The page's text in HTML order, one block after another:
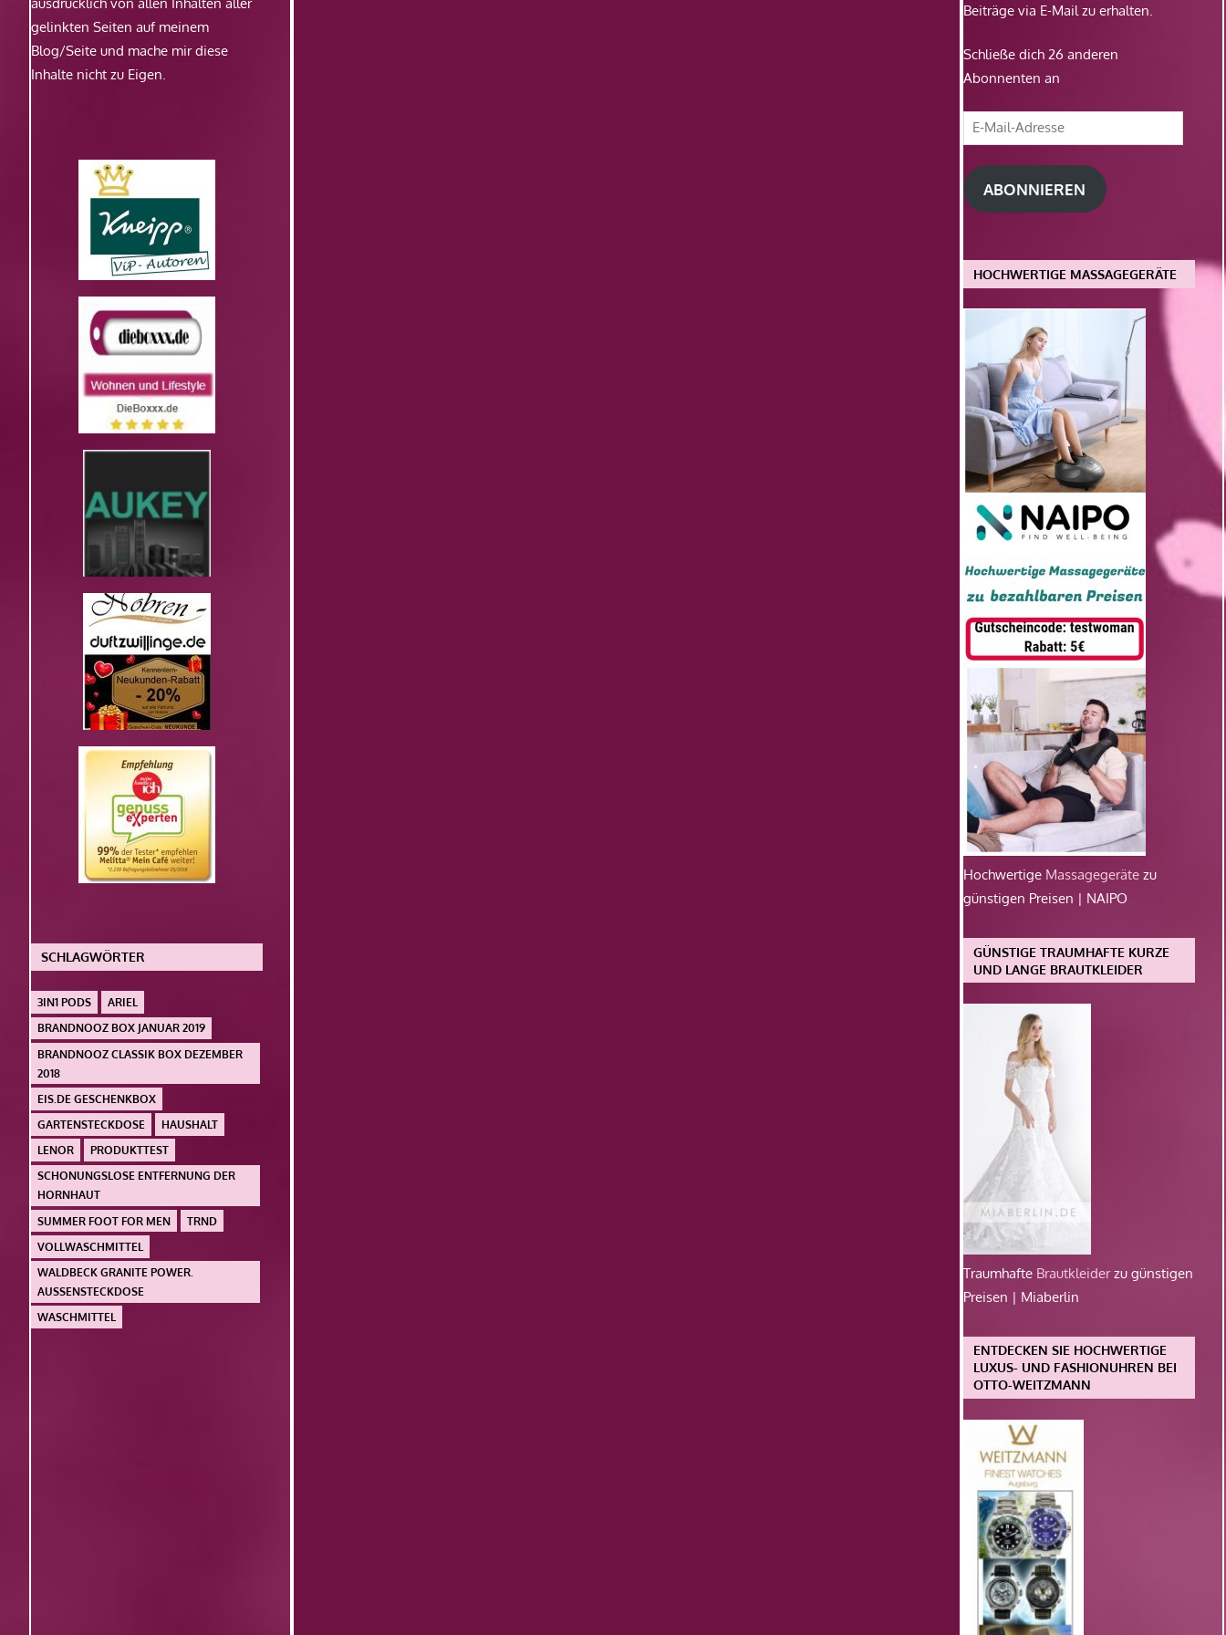
gelinkten Seiten auf meinem
Blog/Seite und mache mir diese
Inhalte nicht zu Eigen.
SCHLAGWÖRTER
3IN1 PODS
ARIEL
BRANDNOOZ BOX JANUAR 2019
BRANDNOOZ CLASSIK BOX DEZEMBER
2018
EIS.DE GESCHENKBOX
GARTENSTECKDOSE
HAUSHALT
LENOR
PRODUKTTEST
SCHONUNGSLOSE ENTFERNUNG DER
HORNHAUT
SUMMER FOOT FOR MEN
TRND
VOLLWASCHMITTEL
WALDBECK GRANITE POWER.
AUSSENSTECKDOSE
WASCHMITTEL
Beiträge via E-Mail zu erhalten.
Schließe dich 26 anderen
Abonnenten an
E-
Mail-
Adresse
ABONNIEREN
HOCHWERTIGE MASSAGEGERÄTE
Hochwertige Massagegeräte zu
günstigen Preisen | NAIPO
GÜNSTIGE TRAUMHAFTE KURZE
UND LANGE BRAUTKLEIDER
Traumhafte Brautkleiderzu günstigen
Preisen | Miaberlin
ENTDECKEN SIE HOCHWERTIGE
LUXUS- UND FASHIONUHREN BEI
OTTO-WEITZMANN